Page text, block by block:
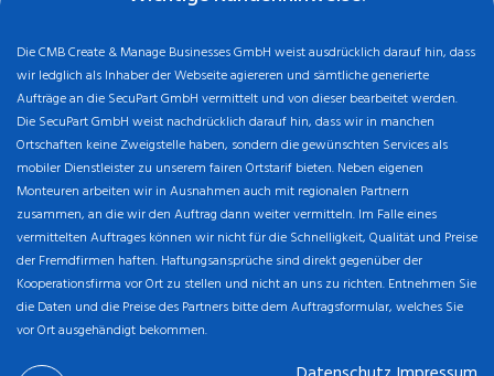
Die CMB Create & Manage Businesses GmbH weist ausdrücklich darauf hin, dass
wir ledglich als Inhaber der Webseite agiereren und sämtliche generierte
Aufträge an die SecuPart GmbH vermittelt und von dieser bearbeitet werden.
Die SecuPart GmbH weist nachdrücklich darauf hin, dass wir in manchen
Ortschaften keine Zweigstelle haben, sondern die gewünschten Services als
mobiler Dienstleister zu unserem fairen Ortstarif bieten. Neben eigenen
Monteuren arbeiten wir in Ausnahmen auch mit regionalen Partnern
zusammen, an die wir den Auftrag dann weiter vermitteln. Im Falle eines
vermittelten Auftrages können wir nicht für die Schnelligkeit, Qualität und Preise
der Fremdfirmen haften. Haftungsansprüche sind direkt gegenüber der
Kooperationsfirma vor Ort zu stellen und nicht an uns zu richten. Entnehmen Sie
die Daten und die Preise des Partners bitte dem Auftragsformular, welches Sie
vor Ort ausgehändigt bekommen.